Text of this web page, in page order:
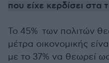
που είχε κερδίσει στα
To 45% των πολιτών
μέτρα οικονομικής
με το 37% να θεωρεί